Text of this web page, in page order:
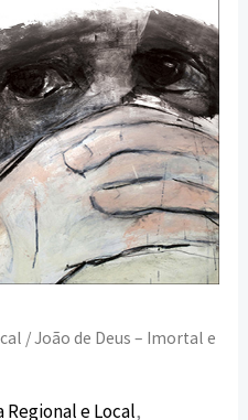
/ João de Deus – Imortal e
Regional e Local,